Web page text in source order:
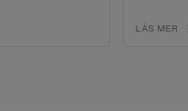
LÄS MER